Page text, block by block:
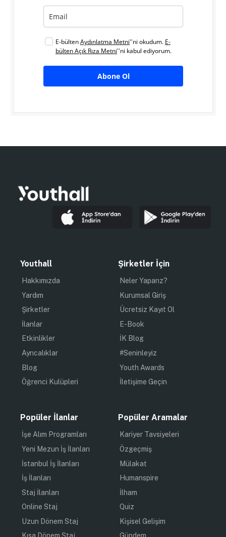
E-bültenAydınlatma Metni''ni okudum. E-
bülten Açık Rıza Metni''ni kabul ediyorum.
Abone Ol
Youthall
Hakkımızda
Yardım
Şirketler
İlanlar
Etkinlikler
Ayrıcalıklar
Blog
Öğrenci Kulüpleri
Şirketler İçin
Neler Yaparız?
Kurumsal Giriş
Ücretsiz Kayıt Ol
E-Book
İK Blog
#Seninleyiz
Youth Awards
İletişime Geçin
Popüler İlanlar
İşe Alım Programları
Yeni Mezun İş İlanları
İstanbul İş İlanları
İş İlanları
Staj İlanları
Online Staj
Uzun Dönem Staj
Popüler Aramalar
Kariyer Tavsiyeleri
Özgeçmiş
Mülakat
Humanspire
İlham
Quiz
Kişisel Gelişim